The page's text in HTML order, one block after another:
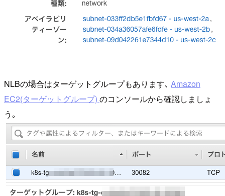
NLBの場合はターゲットグループもあります､ Amazon
EC2(ターゲットグループ) のコンソールから確認しましょ
う｡